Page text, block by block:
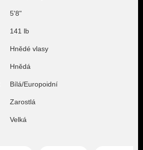
5'8"
141 lb
Hnědé vlasy
Hnědá
Bílá/Europoidní
Zarostlá
Velká